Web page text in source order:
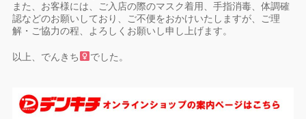
また、お客様には、ご入店の際のマスク着用、手指消毒、体調確
認などのお願いしており、ご不便をおかけいたしますが、ご理
解・ご協力の程、よろしくお願いし申し上げます。
以上、でんきち でした。